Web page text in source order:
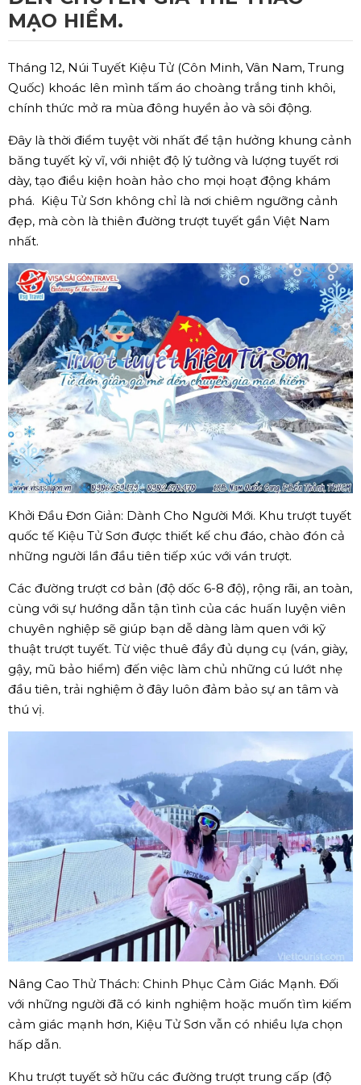
MẠO HIỂM.
Tháng 12, Núi Tuyết Kiệu Tử (Côn Minh, Vân Nam, Trung
Quốc) khoác lên mình tấm áo choàng trắng tinh khôi,
chính thức mở ra mùa đông huyền ảo và sôi động.
Đây là thời điểm tuyệt vời nhất để tận hưởng khung cảnh
băng tuyết kỳ vĩ, với nhiệt độ lý tưởng và lượng tuyết rơi
dày, tạo điều kiện hoàn hảo cho mọi hoạt động khám
phá. Kiệu Tử Sơn không chỉ là nơi chiêm ngưỡng cảnh
đẹp, mà còn là thiên đường trượt tuyết gần Việt Nam
nhất.
Khởi Đầu Đơn Giản: Dành Cho Người Mới. Khu trượt tuyết
quốc tế Kiệu Tử Sơn được thiết kế chu đáo, chào đón cả
những người lần đầu tiên tiếp xúc với ván trượt.
Các đường trượt cơ bản (độ dốc 6-8 độ), rộng rãi, an toàn,
cùng với sự hướng dẫn tận tình của các huấn luyện viên
chuyên nghiệp sẽ giúp bạn dễ dàng làm quen với kỹ
thuật trượt tuyết. Từ việc thuê đầy đủ dụng cụ (ván, giày,
gậy, mũ bảo hiểm) đến việc làm chủ những cú lướt nhẹ
đầu tiên, trải nghiệm ở đây luôn đảm bảo sự an tâm và
thú vị.
Nâng Cao Thử Thách: Chinh Phục Cảm Giác Mạnh. Đối
với những người đã có kinh nghiệm hoặc muốn tìm kiếm
cảm giác mạnh hơn, Kiệu Tử Sơn vẫn có nhiều lựa chọn
hấp dẫn.
Khu trượt tuyết sở hữu các đường trượt trung cấp (độ